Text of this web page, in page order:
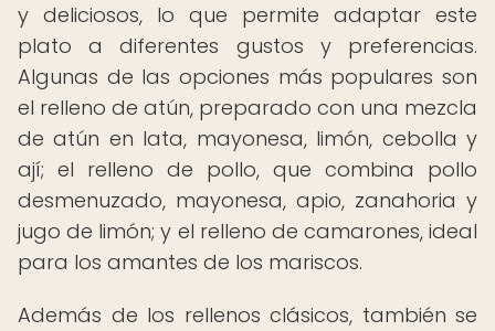
y deliciosos, lo que permite adaptar este
plato a diferentes gustos y preferencias.
Algunas de las opciones más populares son
el relleno de atún, preparado con una mezcla
de atún en lata, mayonesa, limón, cebolla y
ají; el relleno de pollo, que combina pollo
desmenuzado, mayonesa, apio, zanahoria y
jugo de limón; y el relleno de camarones, ideal
para los amantes de los mariscos.
Además de los rellenos clásicos, también se